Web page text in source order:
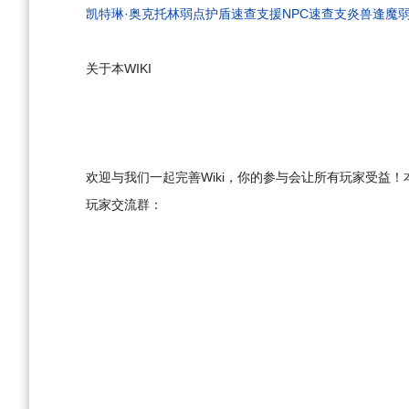
凯特琳·奥克托林弱点护盾速查支援NPC速查支炎兽逢魔
关于本WIKI
欢迎与我们一起完善Wiki，你的参与会让所有玩家受益
玩家交流群：